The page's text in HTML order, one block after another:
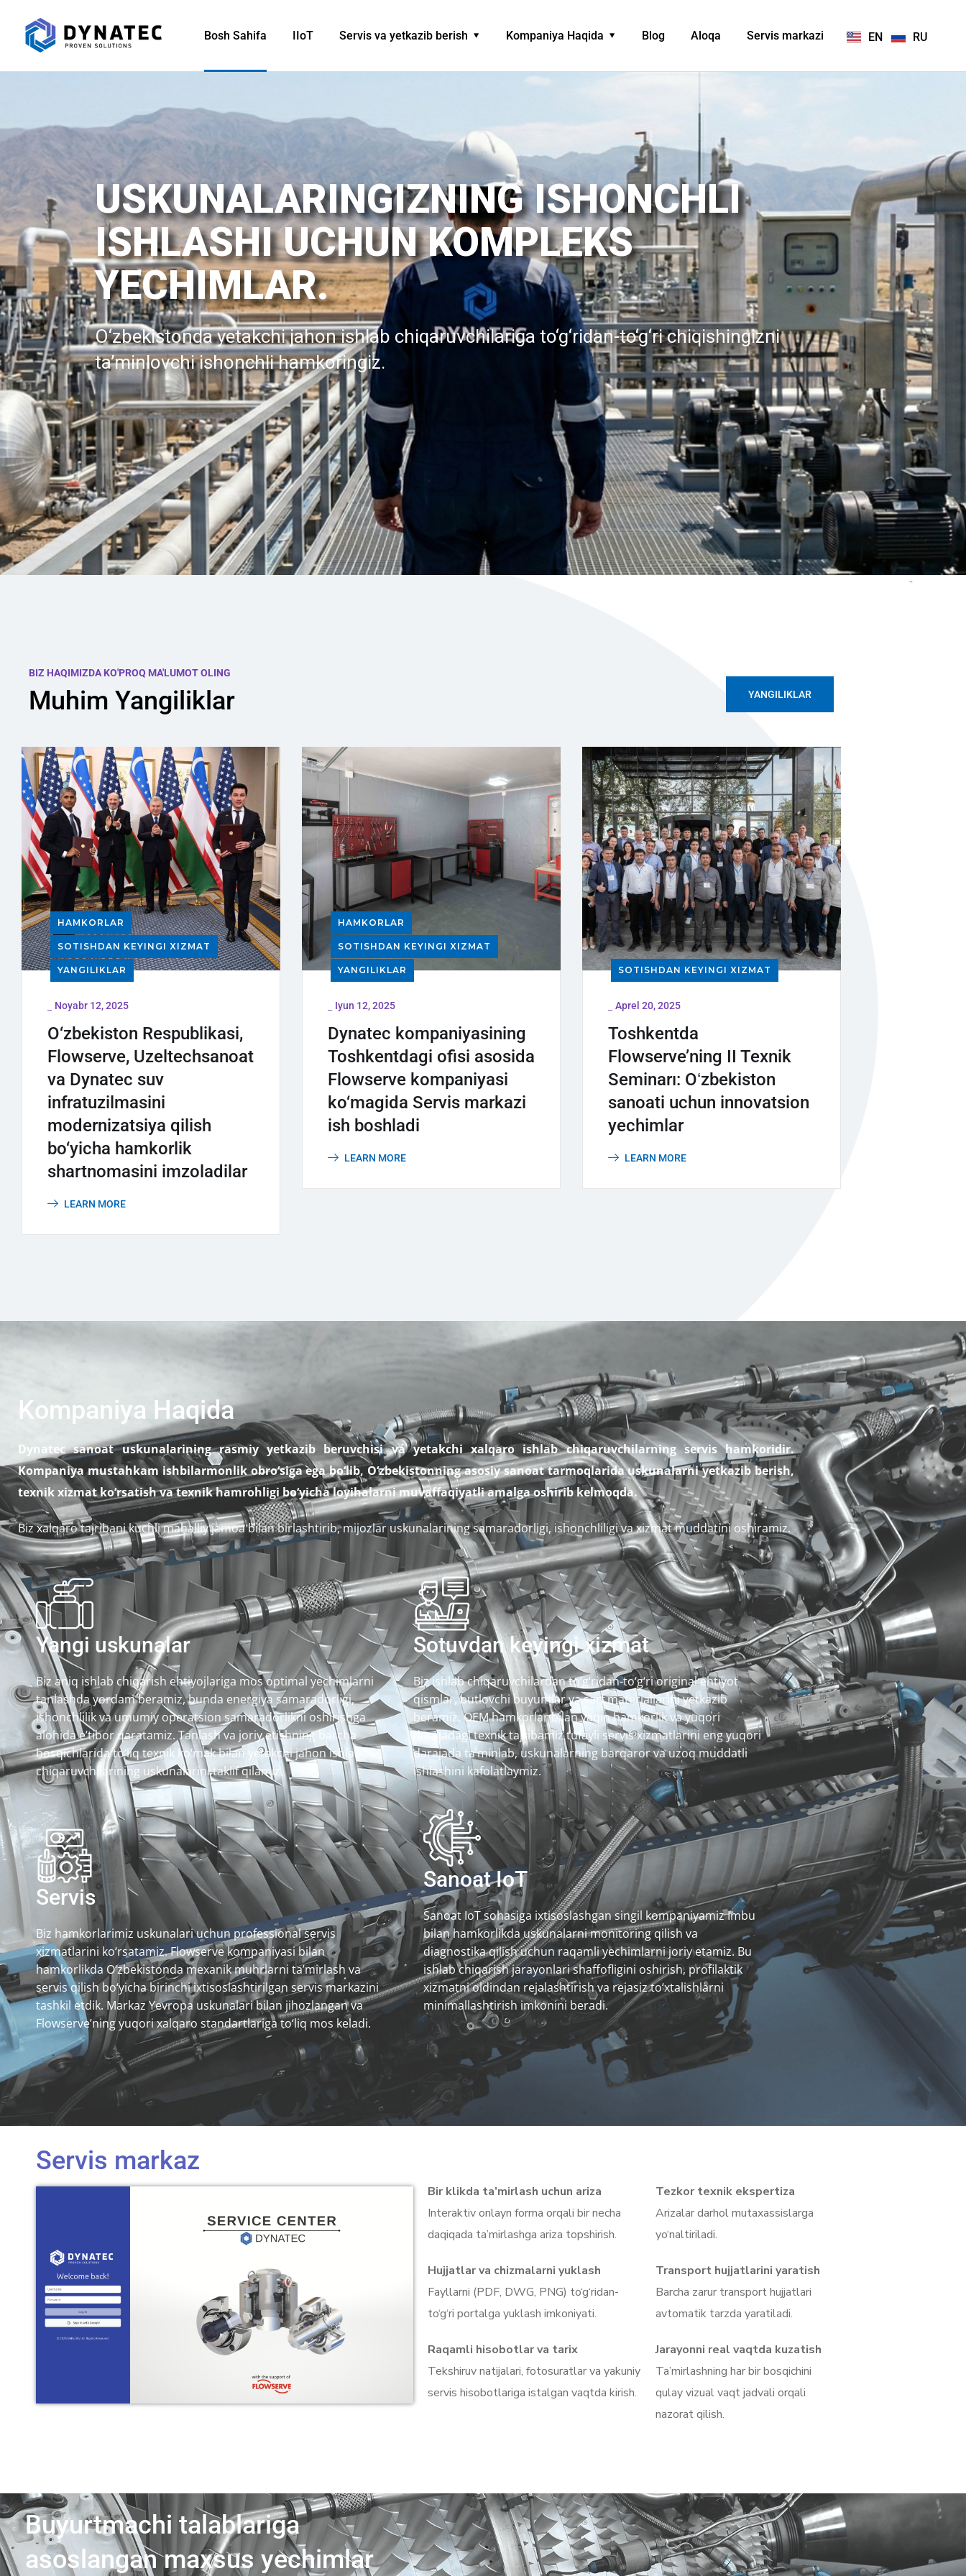
Bosh Sahifa IIoT Servis va yetkazib berish Kompaniya Haqida Blog Aloqa Servis markazi EN RU
USKUNALARINGIZNING ISHONCHLI
ISHLASHI UCHUN KOMPLEKS
YECHIMLAR.
O‘zbekistonda yetakchi jahon ishlab chiqaruvchilariga to‘g‘ridan-to‘g‘ri chiqishingizni
ta’minlovchi ishonchli hamkoringiz.
BIZ HAQIMIZDA KO'PROQ MA'LUMOT OLING
Muhim Yangiliklar YANGILIKLAR
HAMKORLAR
SOTISHDAN KEYINGI XIZMAT
YANGILIKLAR
Noyabr 12, 2025
O‘zbekiston Respublikasi,
Flowserve, Uzeltechsanoat
va Dynatec suv
infratuzilmasini
modernizatsiya qilish
bo‘yicha hamkorlik
shartnomasini imzoladilar
LEARN MORE
HAMKORLAR
SOTISHDAN KEYINGI XIZMAT
YANGILIKLAR
Iyun 12, 2025
Dynatec kompaniyasining
Toshkentdagi ofisi asosida
Flowserve kompaniyasi
ko‘magida Servis markazi
ish boshladi
LEARN MORE
SOTISHDAN KEYINGI XIZMAT
Aprel 20, 2025
Toshkentda
Flowserve’ning II Texnik
Seminarı: Oʻzbekiston
sanoati uchun innovatsion
yechimlar
LEARN MORE
Kompaniya Haqida
Dynatec sanoat uskunalarining rasmiy yetkazib beruvchisi va yetakchi xalqaro ishlab chiqaruvchilarning servis hamkoridir.
Kompaniya mustahkam ishbilarmonlik obro‘siga ega bo‘lib, O‘zbekistonning asosiy sanoat tarmoqlarida uskunalarni yetkazib berish,
texnik xizmat ko‘rsatish va texnik hamrohligi bo‘yicha loyihalarni muvaffaqiyatli amalga oshirib kelmoqda.
Biz xalqaro tajribani kuchli mahalliy jamoa bilan birlashtirib, mijozlar uskunalarining samaradorligi, ishonchliligi va xizmat muddatini oshiramiz.
Yangi uskunalar
Biz aniq ishlab chiqarish ehtiyojlariga mos optimal yechimlarni
tanlashda yordam beramiz, bunda energiya samaradorligi,
ishonchlilik va umumiy operatsion samaradorlikni oshirishga
alohida e’tibor qaratamiz. Tanlash va joriy etishning barcha
bosqichlarida to‘liq texnik ko‘mak bilan yetakchi jahon ishlab
chiqaruvchilarining uskunalarini taklif qilamiz.
Servis
Biz hamkorlarimiz uskunalari uchun professional servis
xizmatlarini ko‘rsatamiz. Flowserve kompaniyasi bilan
hamkorlikda O‘zbekistonda mexanik muhrlarni ta’mirlash va
servis qilish bo‘yicha birinchi ixtisoslashtirilgan servis markazini
tashkil etdik. Markaz Yevropa uskunalari bilan jihozlangan va
Flowserve’ning yuqori xalqaro standartlariga to‘liq mos keladi.
Sotuvdan keyingi xizmat
Biz ishlab chiqaruvchilardan to‘g‘ridan-to‘g‘ri original ehtiyot
qismlar, butlovchi buyumlar va sarf materiallarini yetkazib
beramiz. OEM hamkorlar bilan yaqin hamkorlik va yuqori
darajadagi texnik tajribamiz tufayli servis xizmatlarini eng yuqori
darajada ta’minlab, uskunalarning barqaror va uzoq muddatli
ishlashini kafolatlaymiz.
Sanoat IoT
Sanoat IoT sohasiga ixtisoslashgan singil kompaniyamiz Imbu
bilan hamkorlikda uskunalarni monitoring qilish va
diagnostika qilish uchun raqamli yechimlarni joriy etamiz. Bu
ishlab chiqarish jarayonlari shaffofligini oshirish, profilaktik
xizmatni oldindan rejalashtirish va rejasiz to‘xtalishlarni
minimallashtirish imkonini beradi.
Servis markaz
Bir klikda ta’mirlash uchun ariza
Interaktiv onlayn forma orqali bir necha
daqiqada ta’mirlashga ariza topshirish.
Hujjatlar va chizmalarni yuklash
Fayllarni (PDF, DWG, PNG) to‘g‘ridan-
to‘g‘ri portalga yuklash imkoniyati.
Raqamli hisobotlar va tarix
Tekshiruv natijalari, fotosuratlar va yakuniy
servis hisobotlariga istalgan vaqtda kirish.
Tezkor texnik ekspertiza
Arizalar darhol mutaxassislarga
yo‘naltiriladi.
Transport hujjatlarini yaratish
Barcha zarur transport hujjatlari
avtomatik tarzda yaratiladi.
Jarayonni real vaqtda kuzatish
Ta’mirlashning har bir bosqichini
qulay vizual vaqt jadvali orqali
nazorat qilish.
Buyurtmachi talablariga
asoslangan maxsus yechimlar